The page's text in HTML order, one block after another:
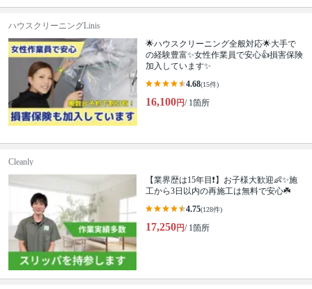
ハウスクリーニングLinis
🌟ハウスクリーニング全般対応🌟大手で
の経験豊富✨女性作業員で安心👍損害保険
加入しています✨
4.68(15件)
16,100円/ 1箇所
Cleanly
【業界歴は15年目❗️】お子様大歓迎👶✨施
工から3日以内の再施工は無料で安心☘️
4.75(128件)
17,250円/ 1箇所